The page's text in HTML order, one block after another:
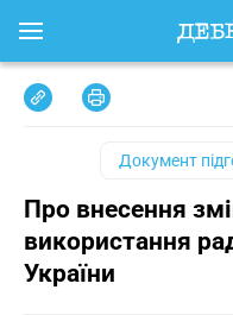
Документ
Про внесення
використання
України